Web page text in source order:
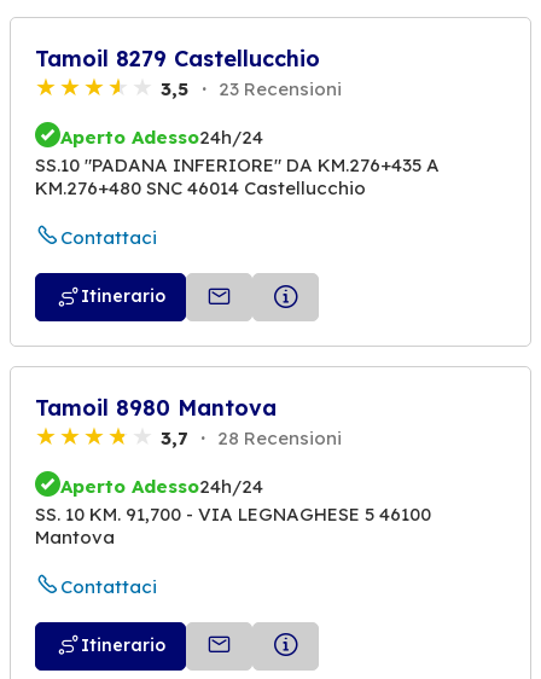
Tamoil 8279 Castellucchio
3,5 23 Recensioni
Aperto Adesso24h/24
SS.10 "PADANA INFERIORE" DA KM.276+435 A
KM.276+480 SNC 46014 Castellucchio
Contattaci
Itinerario
Tamoil 8980 Mantova
3,7 28 Recensioni
Aperto Adesso24h/24
SS. 10 KM. 91,700 - VIA LEGNAGHESE 5 46100
Mantova
Contattaci
Itinerario